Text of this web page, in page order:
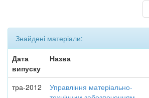
Знайдені матеріали:
Дата
випуску
Назва
тра-2012
Управління матеріально-